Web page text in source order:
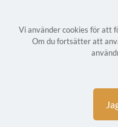
© 2025 Ekholmsnäs Golf
Vi använder cookies för att
Om du fortsätter att